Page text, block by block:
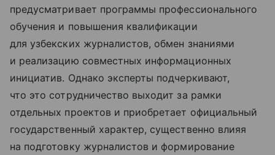
предусматривает программы профессионального
обучения и повышения квалификации
для узбекских журналистов, обмен знаниями
и реализацию совместных информационных
инициатив. Однако эксперты подчеркивают,
что это сотрудничество выходит за рамки
отдельных проектов и приобретает официальный
государственный характер, существенно влияя
на подготовку журналистов и формирование